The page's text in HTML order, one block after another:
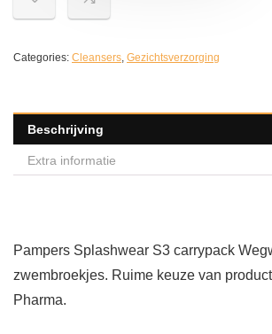
Categories: Cleansers, Gezichtsverzorging
Beschrijving
Extra informatie
Pampers Splashwear S3 carrypack
zwembroekjes. Ruime keuze van
Pharma.